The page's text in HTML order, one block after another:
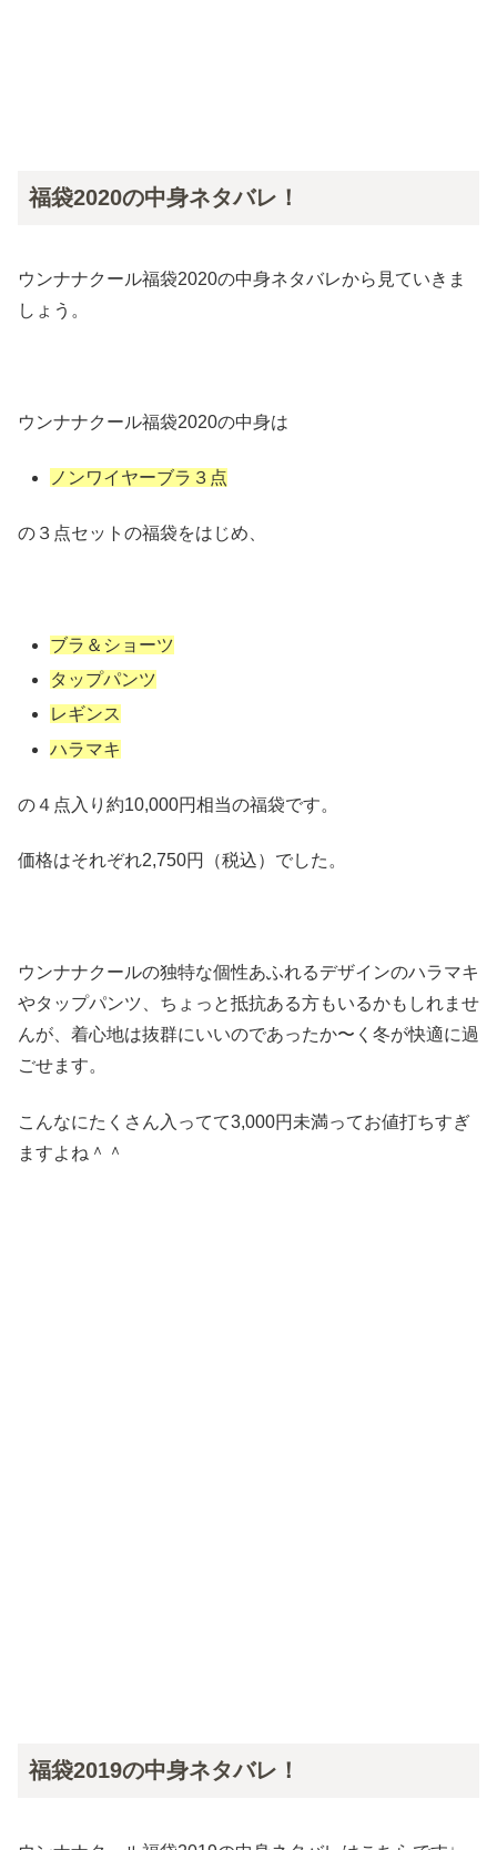
福袋2020の中身ネタバレ！
ウンナナクール福袋2020の中身ネタバレから見ていきま
しょう。
ウンナナクール福袋2020の中身は
ノンワイヤーブラ３点
の３点セットの福袋をはじめ、
ブラ＆ショーツ
タップパンツ
レギンス
ハラマキ
の４点入り約10,000円相当の福袋です。
価格はそれぞれ2,750円（税込）でした。
ウンナナクールの独特な個性あふれるデザインのハラマキ
やタップパンツ、ちょっと抵抗ある方もいるかもしれませ
んが、着心地は抜群にいいのであったか〜く冬が快適に過
ごせます。
こんなにたくさん入ってて3,000円未満ってお値打ちすぎ
ますよね＾＾
福袋2019の中身ネタバレ！